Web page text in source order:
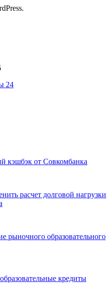
24
кэшбэк от Совкомбанка
расчет долговой нагрузки
рыночного образовательного
кредиты